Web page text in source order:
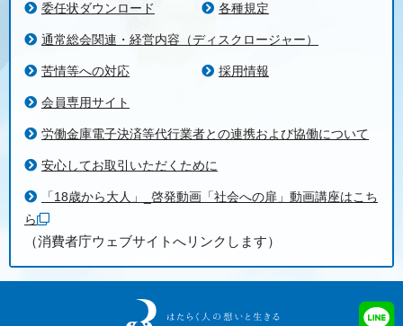
委任状ダウンロード 各種規定
通常総会関連・経営内容（ディスクロージャー）
苦情等への対応 採用情報
会員専用サイト
労働金庫電子決済等代行業者との連携および協働について
安心してお取引いただくために
「18歳から大人」_啓発動画「社会への扉」動画講座はこち
ら
（消費者庁ウェブサイトへリンクします）